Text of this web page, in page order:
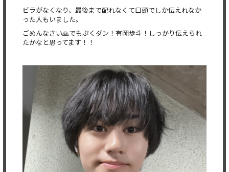
ビラがなくなり、最後まで配れなくて口頭でしか伝えれなか
った人もいました。
ごめんなさい🙏でもぷくダン！有岡歩斗！ しっかり伝えられ
たかなと思ってます！！